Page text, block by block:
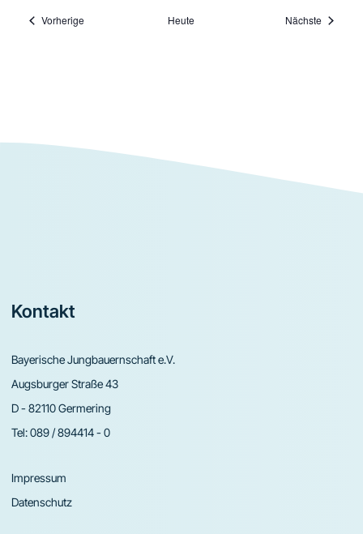
VorherigeVeranstaltungen Heute Nächste
Footer
Kontakt
Bayerische Jungbauernschaft e.V.
Augsburger Straße 43
D - 82110 Germering
Tel:089 / 894414 - 0
Impressum
Datenschutz